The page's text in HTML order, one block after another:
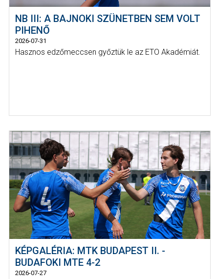
NB III: A BAJNOKI SZÜNETBEN SEM VOLT
PIHENŐ
2026-07-31
Hasznos edzőmeccsen győztük le az ETO Akadémiát.
KÉPGALÉRIA: MTK BUDAPEST II. -
BUDAFOKI MTE 4-2
2026-07-27